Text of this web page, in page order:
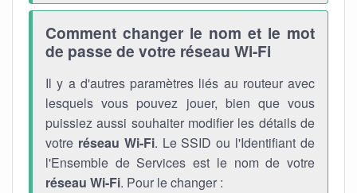
Comment changer le nom et le mot
de passe de votre réseau Wi-Fi
Il y a d'autres paramètres liés au routeur avec
lesquels vous pouvez jouer, bien que vous
puissiez aussi souhaiter modifier les détails de
votre réseau Wi-Fi. Le SSID ou l'Identifiant de
l'Ensemble de Services est le nom de votre
réseau Wi-Fi. Pour le changer :